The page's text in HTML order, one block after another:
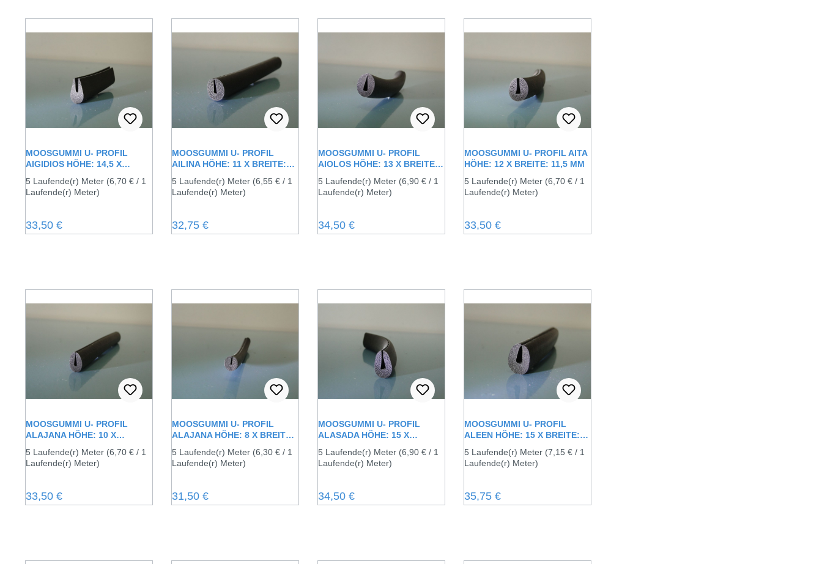
MOOSGUMMI U- PROFIL
AIGIDIOS HÖHE: 14,5 X
5 Laufende(r) Meter (6,70 € / 1
Laufende(r) Meter)
Regulärer Preis:
33,50 €
MOOSGUMMI U- PROFIL
AILINA HÖHE: 11 X BREITE:
5 Laufende(r) Meter (6,55 € / 1
Laufende(r) Meter)
Regulärer Preis:
32,75 €
MOOSGUMMI U- PROFIL
AIOLOS HÖHE: 13 X BREITE:
5 Laufende(r) Meter (6,90 € / 1
Laufende(r) Meter)
Regulärer Preis:
34,50 €
MOOSGUMMI U- PROFIL AITA
HÖHE: 12 X BREITE: 11,5 MM
5 Laufende(r) Meter (6,70 € / 1
Laufende(r) Meter)
Regulärer Preis:
33,50 €
MOOSGUMMI U- PROFIL
ALAJANA HÖHE: 10 X
5 Laufende(r) Meter (6,70 € / 1
Laufende(r) Meter)
Regulärer Preis:
33,50 €
MOOSGUMMI U- PROFIL
ALAJANA HÖHE: 8 X BREITE:
5 Laufende(r) Meter (6,30 € / 1
Laufende(r) Meter)
Regulärer Preis:
31,50 €
MOOSGUMMI U- PROFIL
ALASADA HÖHE: 15 X
5 Laufende(r) Meter (6,90 € / 1
Laufende(r) Meter)
Regulärer Preis:
34,50 €
MOOSGUMMI U- PROFIL
ALEEN HÖHE: 15 X BREITE:
5 Laufende(r) Meter (7,15 € / 1
Laufende(r) Meter)
Regulärer Preis:
35,75 €